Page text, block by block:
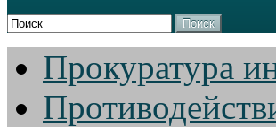
Поиск
Прокуратура